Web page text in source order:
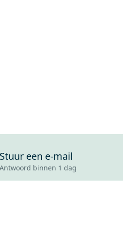
Stuur een e-mail
Antwoord binnen 1 dag